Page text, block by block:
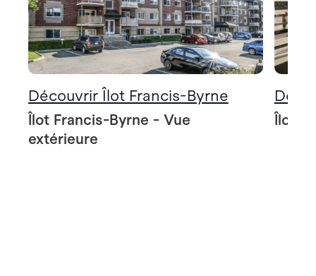
Découvrir Îlot Francis-Byrne
Îlot Francis-Byrne - Vue
extérieure
Îlot